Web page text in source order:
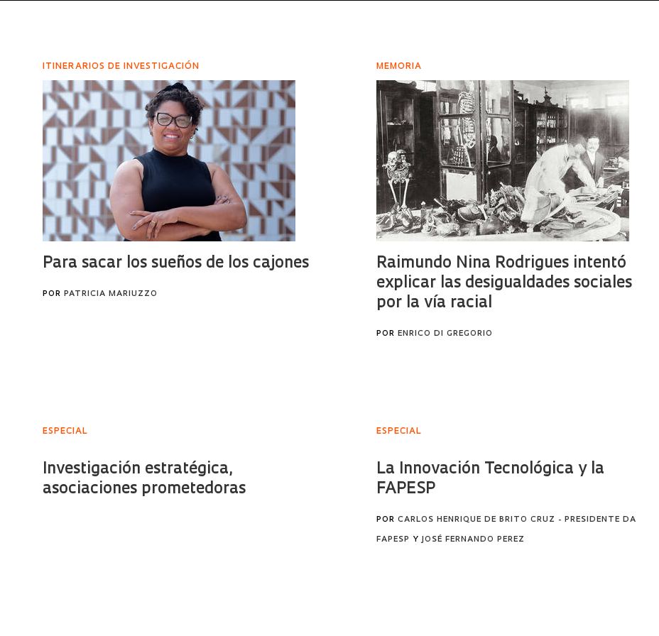
ITINERARIOS DE INVESTIGACIÓN
Para sacar los sueños de los cajones
POR PATRICIA MARIUZZO
MEMORIA
Raimundo Nina Rodrigues intentó
explicar las desigualdades sociales
por la vía racial
POR ENRICO DI GREGORIO
ESPECIAL
Investigación estratégica,
asociaciones prometedoras
ESPECIAL
La Innovación Tecnológica y la
FAPESP
PORCARLOS HENRIQUE DE BRITO CRUZ - PRESIDENTE DA
FAPESP Y JOSÉ FERNANDO PEREZ